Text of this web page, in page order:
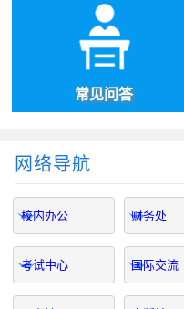
常见问答
网络导航
校内办公 财务处
考试中心 国际交流